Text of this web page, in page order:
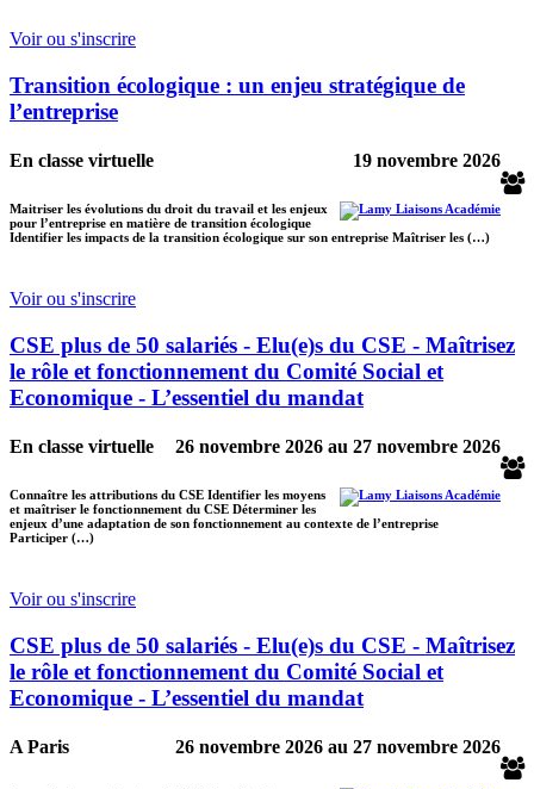
Voir ou s'inscrire
Transition écologique : un enjeu stratégique de
l’entreprise
En classe virtuelle 19 novembre 2026
Maitriser les évolutions du droit du travail et les enjeux
pour l’entreprise en matière de transition écologique
Identifier les impacts de la transition écologique sur son entreprise Maîtriser les (…)
Voir ou s'inscrire
CSE plus de 50 salariés - Elu(e)s du CSE - Maîtrisez
le rôle et fonctionnement du Comité Social et
Economique - L’essentiel du mandat
En classe virtuelle 26 novembre 2026 au 27 novembre 2026
Connaître les attributions du CSE Identifier les moyens
et maîtriser le fonctionnement du CSE Déterminer les
enjeux d’une adaptation de son fonctionnement au contexte de l’entreprise
Participer (…)
Voir ou s'inscrire
CSE plus de 50 salariés - Elu(e)s du CSE - Maîtrisez
le rôle et fonctionnement du Comité Social et
Economique - L’essentiel du mandat
A Paris 26 novembre 2026 au 27 novembre 2026